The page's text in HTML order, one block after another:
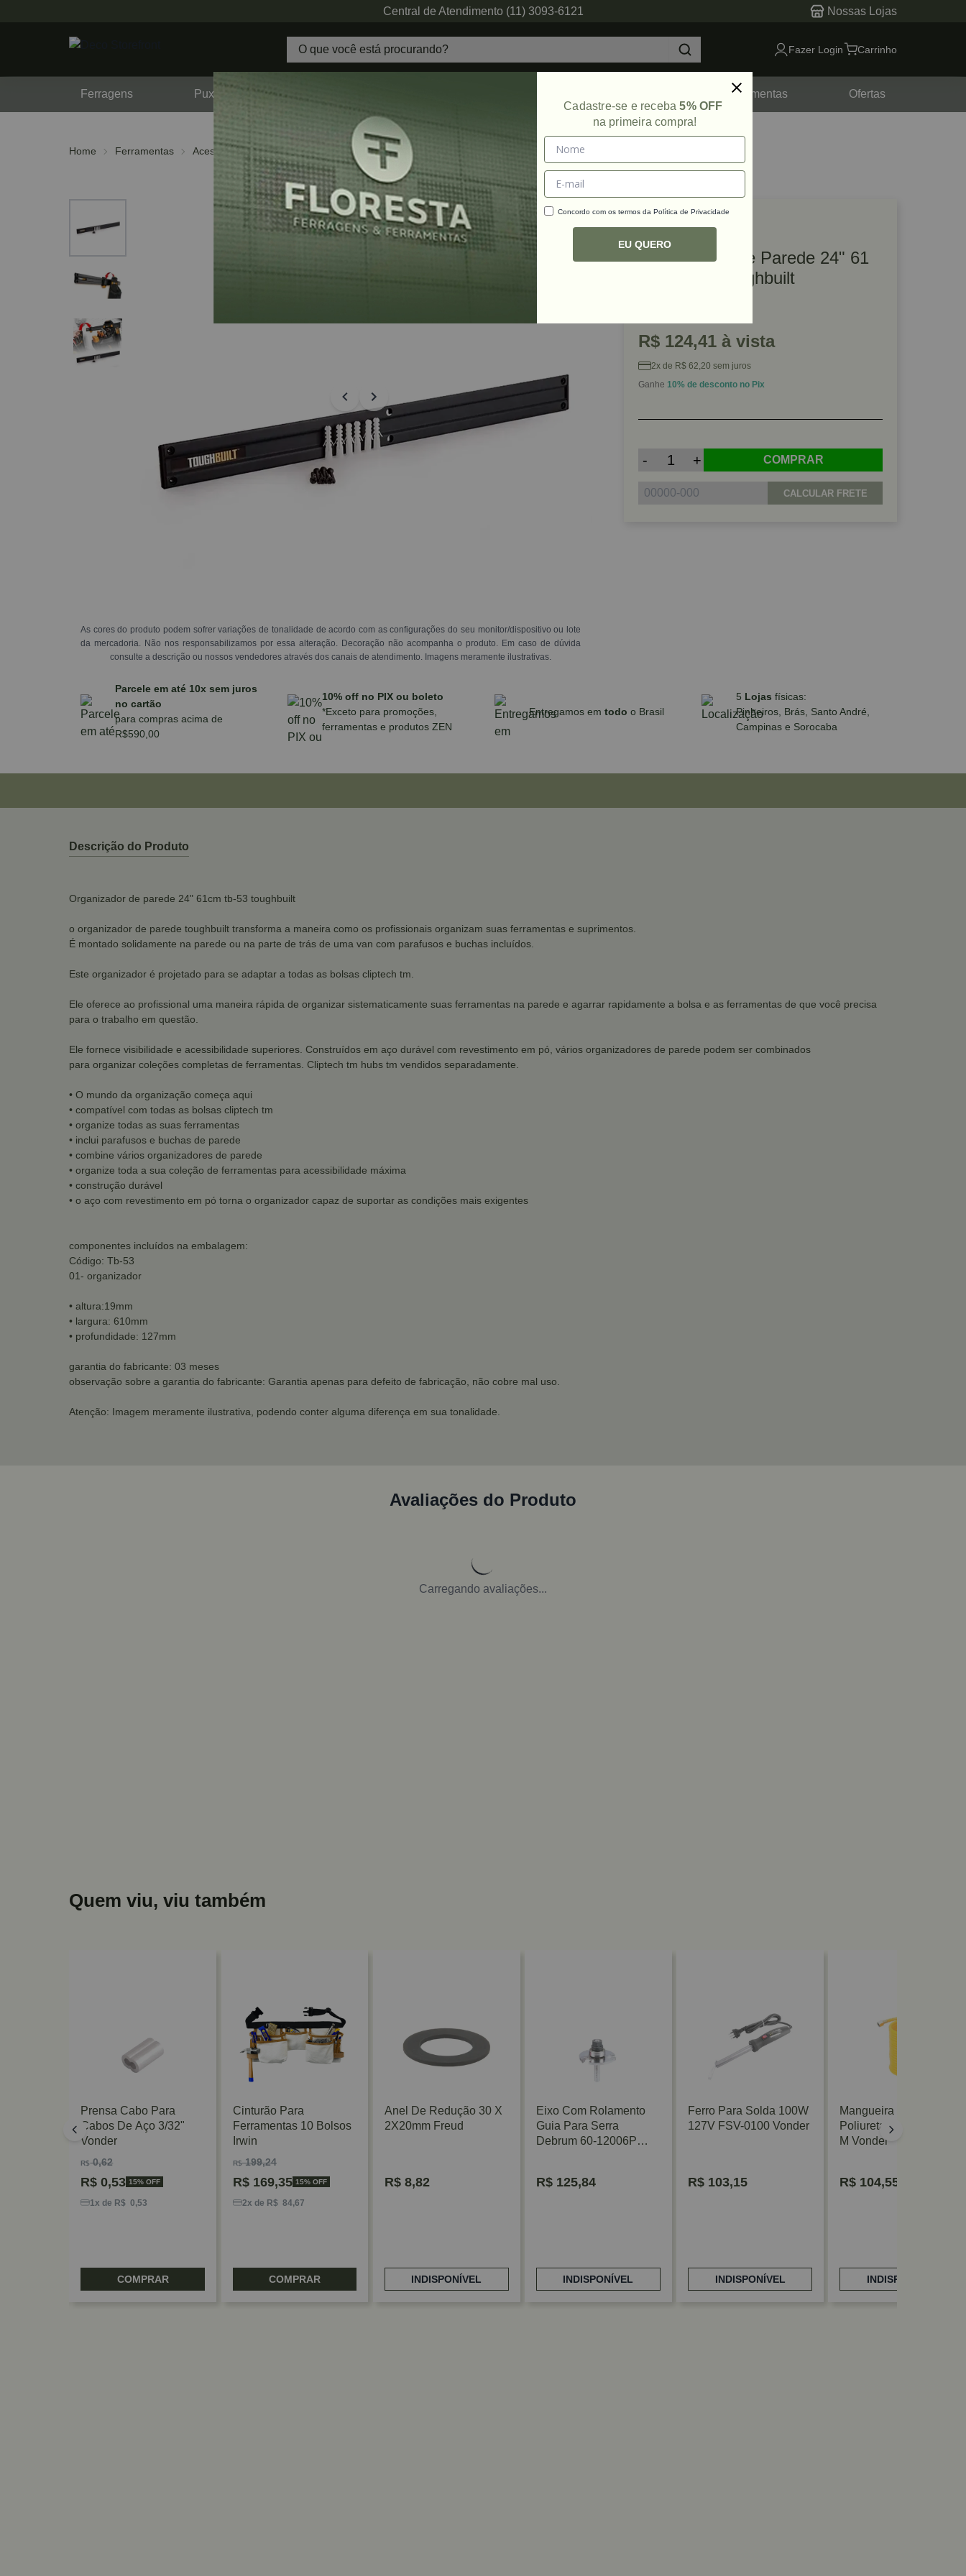
Central de Atendimento (11) 3093-6121 Nossas Lojas
Fazer Login Carrinho
Ferragens Puxadores Ferramentas Ofertas
Home Ferramentas Acessórios Diversos
As cores do produto podem sofrer variações de tonalidade de acordo com as configurações do seu monitor/dispositivo ou lote
da mercadoria. Não nos responsabilizamos por essa alteração. Decoração não acompanha o produto. Em caso de dúvida
consulte a descrição ou nossos vendedores através dos canais de atendimento. Imagens meramente ilustrativas.
Ref: 78513
Organizador de Parede 24" 61
cm TB-53 Toughbuilt
R$ 124,41 à vista
2x de R$ 62,20 sem juros
Ganhe 10% de desconto no Pix
- + COMPRAR
CALCULAR FRETE
Parcele em até 10x sem juros
no cartão
para compras acima de
R$590,00
10% off no PIX ou boleto
*Exceto para promoções,
ferramentas e produtos ZEN
Entregamos em todo o Brasil
5 Lojas físicas:
Pinheiros, Brás, Santo André,
Campinas e Sorocaba
Descrição do Produto
Organizador de parede 24" 61cm tb-53 toughbuilt
o organizador de parede toughbuilt transforma a maneira como os profissionais organizam suas ferramentas e suprimentos.
É montado solidamente na parede ou na parte de trás de uma van com parafusos e buchas incluídos.
Este organizador é projetado para se adaptar a todas as bolsas cliptech tm.
Ele oferece ao profissional uma maneira rápida de organizar sistematicamente suas ferramentas na parede e agarrar rapidamente a bolsa e as ferramentas de que você precisa
para o trabalho em questão.
Ele fornece visibilidade e acessibilidade superiores. Construídos em aço durável com revestimento em pó, vários organizadores de parede podem ser combinados
para organizar coleções completas de ferramentas. Cliptech tm hubs tm vendidos separadamente.
• O mundo da organização começa aqui
• compatível com todas as bolsas cliptech tm
• organize todas as suas ferramentas
• inclui parafusos e buchas de parede
• combine vários organizadores de parede
• organize toda a sua coleção de ferramentas para acessibilidade máxima
• construção durável
• o aço com revestimento em pó torna o organizador capaz de suportar as condições mais exigentes
componentes incluídos na embalagem:
Código: Tb-53
01- organizador
• altura:19mm
• largura: 610mm
• profundidade: 127mm
garantia do fabricante: 03 meses
observação sobre a garantia do fabricante: Garantia apenas para defeito de fabricação, não cobre mal uso.
Atenção: Imagem meramente ilustrativa, podendo conter alguma diferença em sua tonalidade.
Avaliações do Produto
Carregando avaliações...
Quem viu, viu também
Prensa Cabo Para
Cabos De Aço 3/32"
Vonder
R$0,62
R$ 0,53 15% OFF
1x de R$ 0,53
COMPRAR
Cinturão Para
Ferramentas 10 Bolsos
Irwin
R$199,24
R$169,35 15% OFF
2x de R$ 84,67
COMPRAR
Anel De Redução 30 X
2X20mm Freud
R$8,82
INDISPONÍVEL
Eixo Com Rolamento
Guia Para Serra
Debrum 60-12006P
R$125,84
INDISPONÍVEL
Ferro Para Solda 100W
127V FSV-0100 Vonder
R$ 103,15
INDISPONÍVEL
Mangueira Tubo
Poliuretano Espiral 10
M Vonder
R$ 104,55
INDISPONÍVEL
Cadastre-se e receba5% OFF
na primeira compra!
Concordo com os termos da Política de Privacidade
EU QUERO